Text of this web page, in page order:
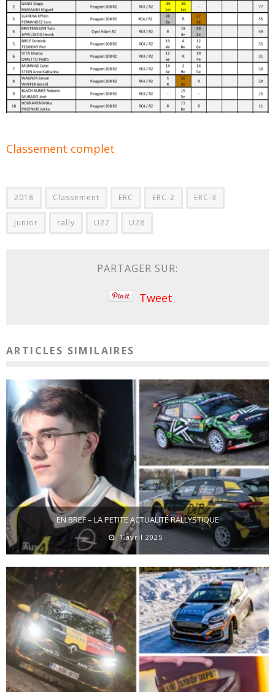
Classement complet
2018 Classement ERC ERC-2 ERC-3
Junior rally U27 U28
PARTAGER SUR:
Tweet
ARTICLES SIMILAIRES
EN BREF – LA PETITE ACTUALITÉ RALLYSTIQUE
1 avril 2025